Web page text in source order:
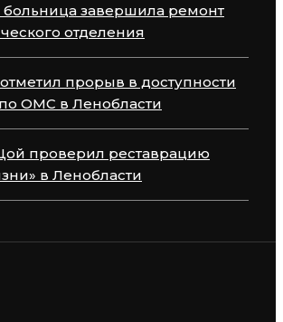
больница завершила ремонт
отделения
прорыв в доступности
ОМС в Ленобласти
проверил реставрацию
в Ленобласти